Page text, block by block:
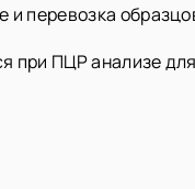
и перевозка
при ПЦР анализе